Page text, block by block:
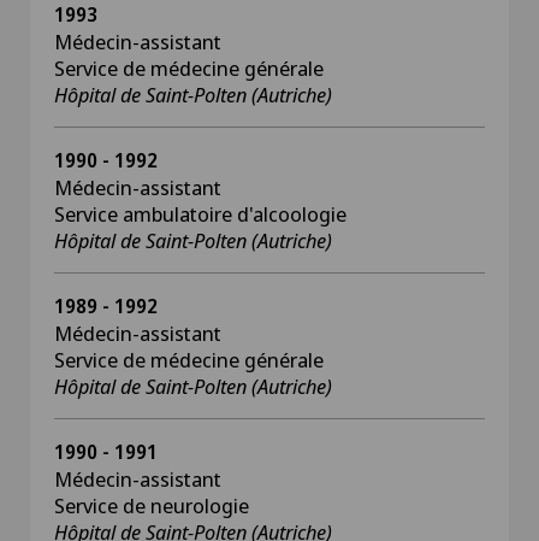
1993
Médecin-assistant
Service de médecine générale
Hôpital de Saint-Polten (Autriche)
1990 - 1992
Médecin-assistant
Service ambulatoire d'alcoologie
Hôpital de Saint-Polten (Autriche)
1989 - 1992
Médecin-assistant
Service de médecine générale
Hôpital de Saint-Polten (Autriche)
1990 - 1991
Médecin-assistant
Service de neurologie
Hôpital de Saint-Polten (Autriche)